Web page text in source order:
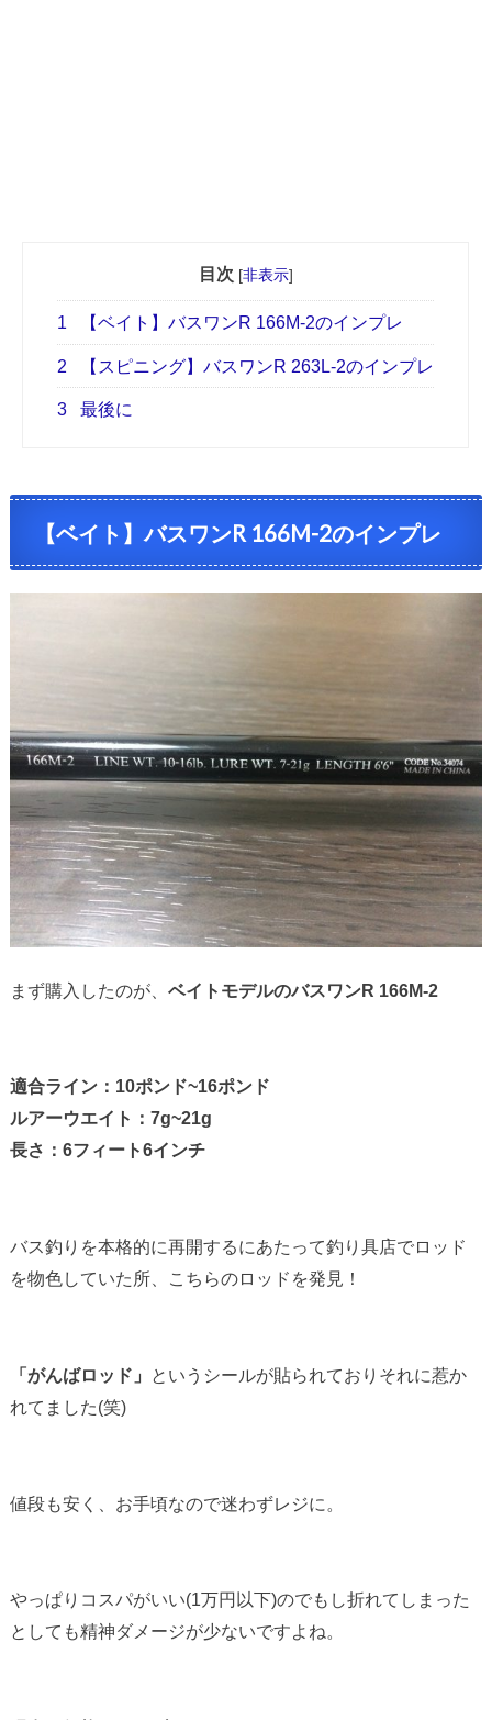
目次 [非表示]
1 【ベイト】バスワンR 166M-2のインプレ
2 【スピニング】バスワンR 263L-2のインプレ
3 最後に
【ベイト】バスワンR 166M-2のインプレ
まず購入したのが、 ベイトモデルのバスワンR 166M-2
適合ライン：10ポンド~16ポンド
ルアーウエイト：7g~21g
長さ：6フィート6インチ
バス釣りを本格的に再開するにあたって釣り具店でロッド
を物色していた所、こちらのロッドを発見！
「がんばロッド」
というシールが貼られておりそれに惹か
れてました(笑)
値段も安く、お手頃なので迷わずレジに。
やっぱりコスパがいい(1万円以下)のでもし折れてしまった
としても精神ダメージが少ないですよね。